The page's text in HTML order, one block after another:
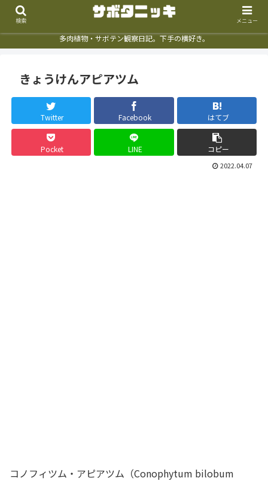
多肉植物・サボテン観察日記。下手の横好き。
きょうけんアピアツム
Twitter Facebook はてブ
Pocket LINE コピー
2022.04.07
コノフィツム・アピアツム（Conophytum bilobum
検索 メニュー